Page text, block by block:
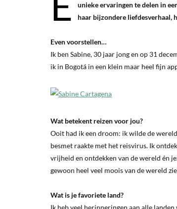
unieke ervaringen te delen in
haar bijzondere liefdesverhaal,
Even voorstellen…
Ik ben Sabine, 30 jaar jong en op 31
ik in Bogotá in een klein maar heel fijn
Wat betekent reizen voor jou?
Ooit had ik een droom: ik wilde de
besmet raakte met het reisvirus. Ik
vrijheid en ontdekken van de wereld én
gewoon heel veel moois van de wereld
Wat is je favoriete land?
Ik heb veel herinneringen aan alle